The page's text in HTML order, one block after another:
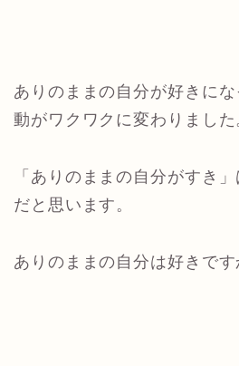
ありのままの自分が好きに
動がワクワクに変わりました
「ありのままの自分がすき
だと思います。
ありのままの自分は好きです